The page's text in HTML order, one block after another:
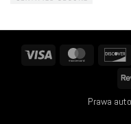
MasterCard
Prawa